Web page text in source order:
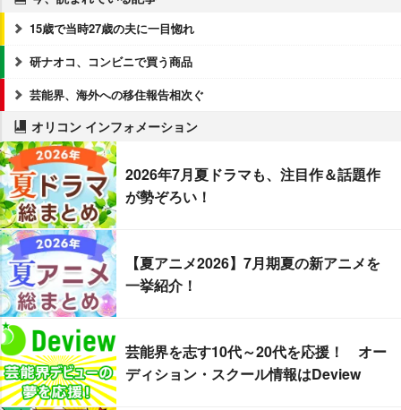
15歳で当時27歳の夫に一目惚れ
研ナオコ、コンビニで買う商品
芸能界、海外への移住報告相次ぐ
オリコン インフォメーション
2026年7月夏ドラマも、注目作＆話題作
が勢ぞろい！
【夏アニメ2026】7月期夏の新アニメを
一挙紹介！
芸能界を志す10代～20代を応援！ オー
ディション・スクール情報はDeview